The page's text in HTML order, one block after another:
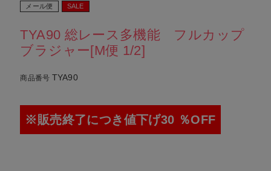
メール便 SALE
TYA90 総レース多機能 フルカップ
ブラジャー[M便 1/2]
商品番号 TYA90
※販売終了につき値下げ30 ％OFF